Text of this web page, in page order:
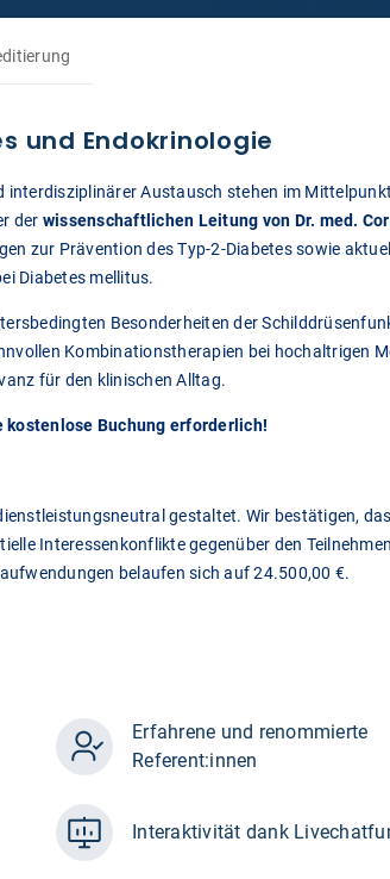
und Endokrinologie
interdisziplinärer Austausch stehen im
der wissenschaftlichen Leitung von Dr. med.
zur Prävention des Typ-2-Diabetes sowie
Diabetes mellitus.
Besonderheiten der
Kombinationstherapien bei hochaltrigen
für den klinischen Alltag.
kostenlose Buchung erforderlich!
gestaltet. Wir bestätigen,
Interessenkonflikte gegenüber den
belaufen sich auf 24.500,00 €.
Erfahrene und renommierte
Referent:innen
Interaktivität dank